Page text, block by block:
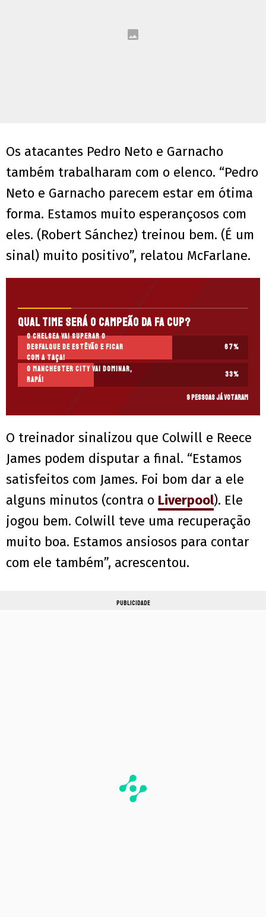
Os atacantes Pedro Neto e Garnacho
também trabalharam com o elenco. “Pedro
Neto e Garnacho parecem estar em ótima
forma. Estamos muito esperançosos com
eles. (Robert Sánchez) treinou bem. (É um
sinal) muito positivo”, relatou McFarlane.
Qual time será o campeão da FA Cup?
O Chelsea vai superar o
desfalque de Estêvão e ficar
com a taça!
67%
O Manchester City vai dominar,
rapá!
33%
9 pessoas já votaram
O treinador sinalizou que Colwill e Reece
James podem disputar a final. “Estamos
satisfeitos com James. Foi bom dar a ele
alguns minutos (contra o Liverpool). Ele
jogou bem. Colwill teve uma recuperação
muito boa. Estamos ansiosos para contar
com ele também”, acrescentou.
PUBLICIDADE